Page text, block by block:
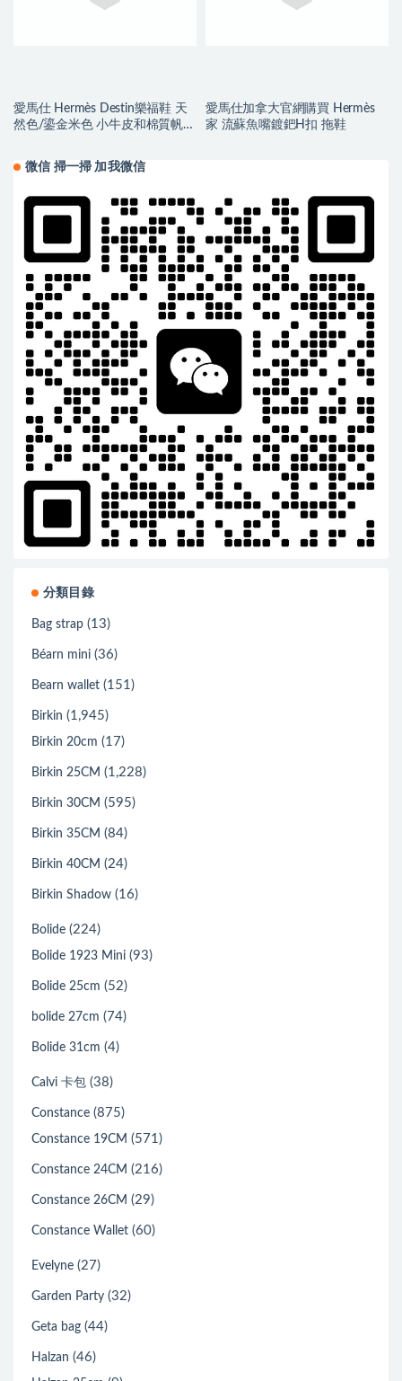
愛馬仕 Hermès Destin樂福鞋 天
然色/鎏金米色 小牛皮和棉質帆佈
愛馬仕加拿大官網購買 Hermès
家 流蘇魚嘴鍍鈀H扣 拖鞋
微信 掃一掃 加我微信
分類目錄
Bag strap (13)
Béarn mini (36)
Bearn wallet (151)
Birkin (1,945)
Birkin 20cm (17)
Birkin 25CM (1,228)
Birkin 30CM (595)
Birkin 35CM (84)
Birkin 40CM (24)
Birkin Shadow (16)
Bolide (224)
Bolide 1923 Mini (93)
Bolide 25cm (52)
bolide 27cm (74)
Bolide 31cm (4)
Calvi 卡包 (38)
Constance (875)
Constance 19CM (571)
Constance 24CM (216)
Constance 26CM (29)
Constance Wallet (60)
Evelyne (27)
Garden Party (32)
Geta bag (44)
Halzan (46)